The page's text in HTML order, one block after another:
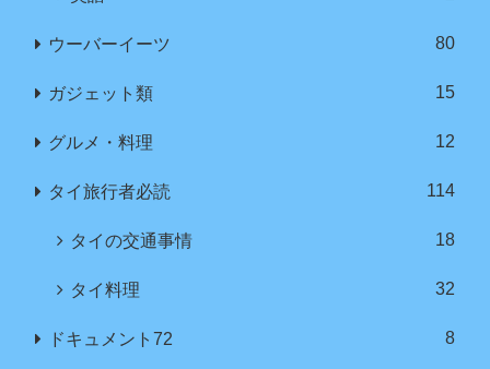
ウーバーイーツ 80
ガジェット類 15
グルメ・料理 12
タイ旅行者必読 114
タイの交通事情 18
タイ料理 32
ドキュメント72 8